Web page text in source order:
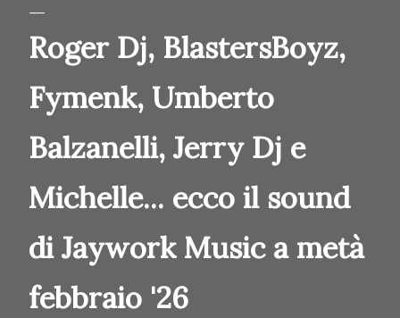
Roger Dj, BlastersBoyz,
Fymenk, Umberto
Balzanelli, Jerry Dj e
Michelle... ecco il sound
di Jaywork Music a metà
febbraio '26